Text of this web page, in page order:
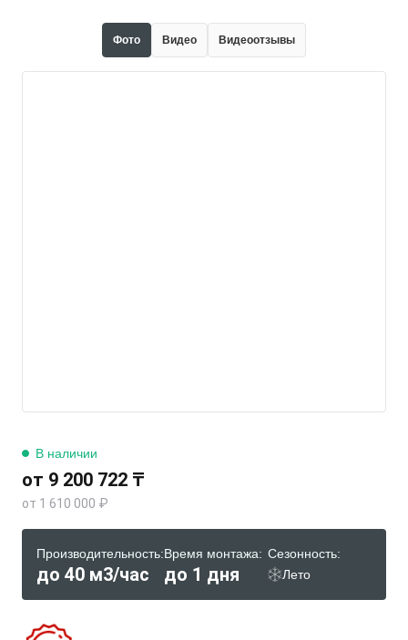
Фото Видео Видеоотзывы
В наличии
от 9 200 722 ₸
от 1 610 000 ₽
Производительность:
до 40 м3/час
Время монтажа:
до 1 дня
Сезонность:
Лето